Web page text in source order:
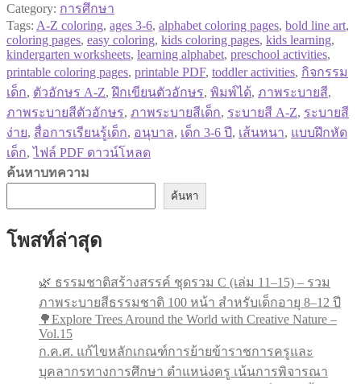
Category: การศึกษา
Tags: A-Z coloring, ages 3-6, alphabet coloring pages, bold line art,
coloring pages, easy coloring, kids coloring pages, kids learning,
kindergarten worksheets, learning alphabet, preschool activities,
printable coloring pages, printable PDF, toddler activities, กิจกรรม
เด็ก, ตัวอักษร A-Z,ฝึกเขียนตัวอักษร, พิมพ์ได้, ภาพระบายสี,
ภาพระบายสีตัวอักษร, ภาพระบายสีเด็ก, ระบายสี A-Z, ระบายสี
ง่าย, สื่อการเรียนรู้เด็ก, อนุบาล, เด็ก 3-6 ปี, เส้นหนา, แบบฝึกหัด
เด็ก,ไฟล์ PDF ดาวน์โหลด
ค้นหาบทความ
ค้นหา
โพสท์ล่าสุด
🌿 ธรรมชาติสร้างสรรค์ ชุดรวม C (เล่ม 11–15) – รวม
ภาพระบายสีธรรมชาติ 100 หน้า สำหรับเด็กอายุ 8–12 ปี
🌳Explore Trees Around the World with Creative Nature –
Vol.15
ก.ค.ศ. แก้ไขหลักเกณฑ์การย้ายข้าราชการครูและ
บุคลากรทางการศึกษา ตำแหน่งครู เน้นการพิจารณา